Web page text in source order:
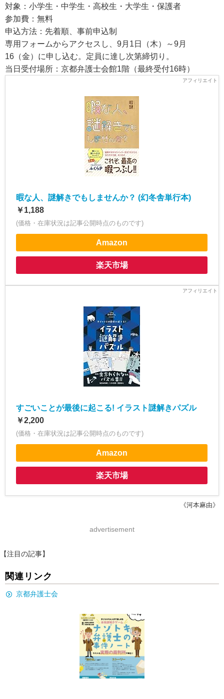
対象：小学生・中学生・高校生・大学生・保護者
参加費：無料
申込方法：先着順、事前申込制
専用フォームからアクセスし、9月1日（木）～9月
16（金）に申し込む。定員に達し次第締切り。
当日受付場所：京都弁護士会館1階（最終受付16時）
暇な人、謎解きでもしませんか？ (幻冬舎単行本)
￥1,188
(価格・在庫状況は記事公開時点のものです)
Amazon
楽天市場
すごいことが最後に起こる! イラスト謎解きパズル
￥2,200
(価格・在庫状況は記事公開時点のものです)
Amazon
楽天市場
《河本麻由》
advertisement
【注目の記事】
関連リンク
京都弁護士会